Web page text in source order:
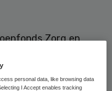
Zorg en
maand iets
heeft het fonds
personal data, like browsing data
I Accept enables tracking